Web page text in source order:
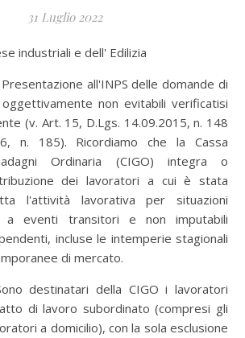
31 Luglio 2022
industriali e dell' Edilizia
all'INPS delle domande di
non evitabili verificatisi
(v. Art. 15, D.Lgs. 14.09.2015, n. 148
n. 185). Ricordiamo che la Cassa
Ordinaria (CIGO) integra o
dei lavoratori a cui è stata
l'attività lavorativa per situazioni
a eventi transitori e non imputabili
incluse le intemperie stagionali
di mercato.
destinatari della CIGO i lavoratori
di lavoro subordinato (compresi gli
a domicilio), con la sola esclusione